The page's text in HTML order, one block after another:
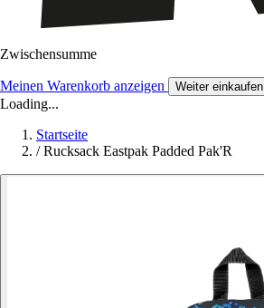
Zwischensumme
Meinen Warenkorb anzeigen Weiter einkaufen
Loading...
Startseite
/ Rucksack Eastpak Padded Pak'R